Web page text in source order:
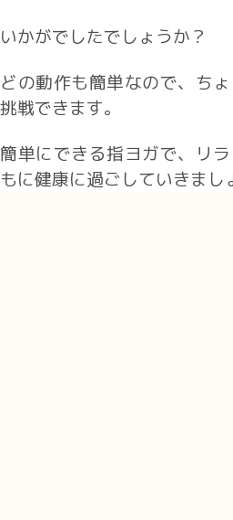
いかがでしたでしょうか？
どの動作も簡単なので、ち
挑戦できます。
簡単にできる指ヨガで、リ
もに健康に過ごしていきまし